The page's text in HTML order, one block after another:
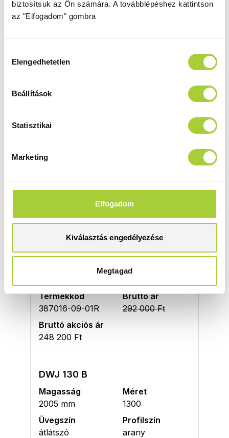
biztosítsuk az Ön számára. A továbblépéshez kattintson
az "Elfogadom" gombra
kiválasztása
Elengedhetetlen
Beállítások
Statisztikai
Marketing
Elfogadom
Kiválasztás engedélyezése
Megtagad
387015-09-01R
286 000 Ft
Bruttó akciós ár
2005 mm
átlátszó
387016-09-01L
248 200 Ft
DWJ 120 J
Magasság
2005 mm
Méret
1200
Profilszín
Termékkód
387016-09-01R
Bruttó ár
292 000 Ft
Bruttó akciós ár
248 200 Ft
DWJ 130 B
Magasság
2005 mm
Méret
1300
Üvegszín
átlátszó
Profilszín
arany